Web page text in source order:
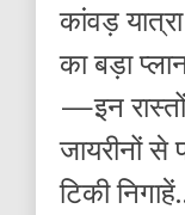
कांवड़
का बड़ा
—इन
जायरीनों
टिकी